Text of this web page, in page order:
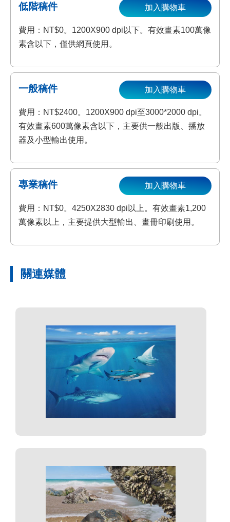
低階稿件
費用：NT$0。1200X900 dpi以下。有效畫素100萬像
素含以下，僅供網頁使用。
加入購物車
一般稿件
費用：NT$2400。1200X900 dpi至3000*2000 dpi。
有效畫素600萬像素含以下，主要供一般出版、播放
器及小型輸出使用。
加入購物車
專業稿件
費用：NT$0。4250X2830 dpi以上。有效畫素1,200
萬像素以上，主要提供大型輸出、畫冊印刷使用。
加入購物車
關連媒體